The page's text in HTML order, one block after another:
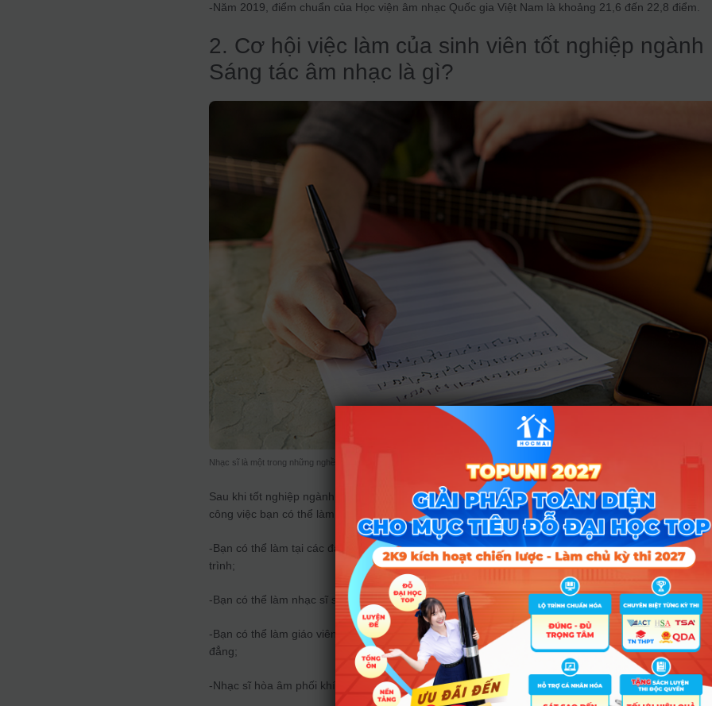
-Năm 2019, điểm chuẩn của Học viện âm nhạc Quốc gia Việt Nam là khoảng 21,6 đến 22,8 điểm.
2. Cơ hội việc làm của sinh viên tốt nghiệp ngành
Sáng tác âm nhạc là gì?
Nhạc sĩ là một trong những nghề mà bạn có thể theo đuổi sau khi tốt nghiệp
Sau khi tốt nghiệp ngành Sáng tác âm nhạc, bạn sẽ có cơ hội việc làm rất đa dạng. Dưới đây là
công việc bạn có thể làm:
-Bạn có thể làm tại các đài phát thanh, truyền hình với vị trí Biên tập viên âm nhạc, dàn dựng
trình;
-Bạn có thể làm nhạc sĩ sáng tác các bài hát với rất nhiều thể loại khác nhau;
-Bạn có thể làm giáo viên giảng dạy âm nhạc tại các trường học từ cấp tiểu học cho đến đại học,
đẳng;
-Nhạc sĩ hòa âm phối khí;